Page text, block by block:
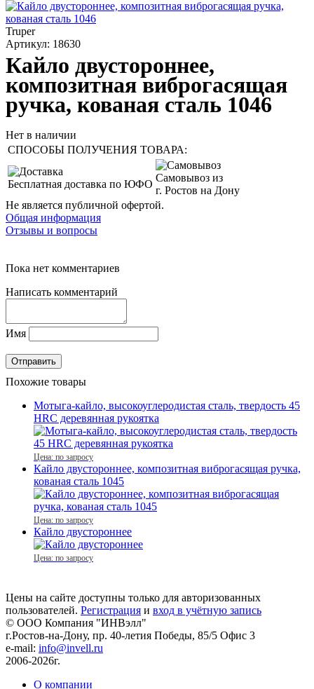
Truper
Артикул: 18630
Кайло двустороннее,
композитная виброгасящая
ручка, кованая сталь 1046
Нет в наличии
СПОСОБЫ ПОЛУЧЕНИЯ ТОВАРА:
Бесплатная доставка по ЮФО
Самовывоз из
г. Ростов на Дону
Не является публичной офертой.
Общая информация
Отзывы и вопросы
Пока нет комментариев
Написать комментарий
Имя
Похожие товары
Мотыга-кайло, высокоуглеродистая сталь, твердость 45
HRC деревянная рукоятка
Цена: по запросу
Кайло двустороннее, композитная виброгасящая ручка,
кованая сталь 1045
Цена: по запросу
Кайло двустороннее
Цена: по запросу
Цены на сайте доступны только для авторизованных
пользователей. Регистрация и вход в учётную запись
© ООО Компания "ИНВэлл"
г.Ростов-на-Дону, пр. 40-летия Победы, 85/5 Офис 3
e-mail: info@invell.ru
2006-2026г.
О компании